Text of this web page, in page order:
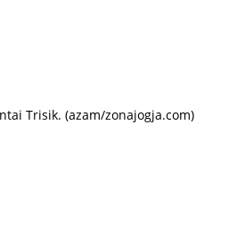
Trisik. (azam/zonajogja.com)